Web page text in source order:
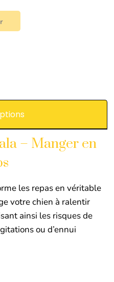
– Manger en
les repas en véritable
votre chien à ralentir
ainsi les risques de
ou d’ennui